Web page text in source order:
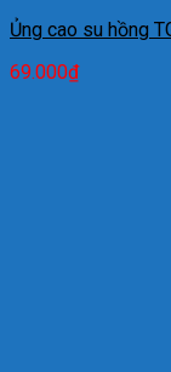
Ủng cao su hồng
69.000₫